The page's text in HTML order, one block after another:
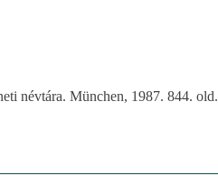
névtára. München, 1987. 844. old.